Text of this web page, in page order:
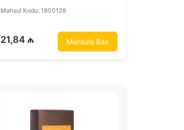
Məhsul Kodu: 1800128
21,84 ₼ Məhsula Bax